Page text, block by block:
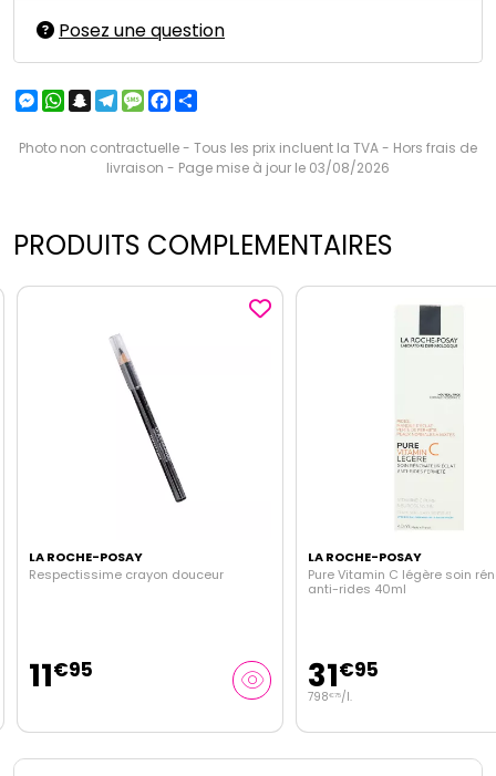
Posez une question
Messenger
WhatsApp
Snapchat
Telegram
MessageFacebook
Photo non contractuelle - Tous les prix incluent la TVA - Hors frais de
livraison - Page mise à jour le 03/08/2026
PRODUITS COMPLEMENTAIRES
LA ROCHE-POSAY
Respectissime crayon douceur
11€95
LA ROCHE-POSAY
Pure Vitamin C légère soin
anti-rides 40ml
31€95
798€75/l.